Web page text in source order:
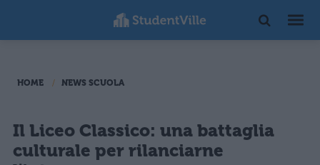
HOME NEWS SCUOLA
Il Liceo Classico: una battaglia
culturale per rilanciarne